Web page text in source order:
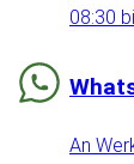
08:30
An